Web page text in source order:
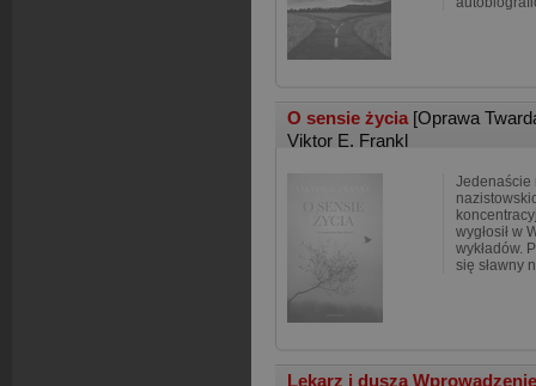
O sensie życia [Oprawa
Viktor E. Frankl
Jedenaście
wygłosił w
wykładów.
się sławny
Lekarz i dusza